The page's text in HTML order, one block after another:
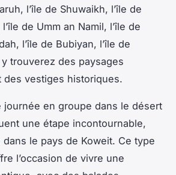
l’île de Shuwaikh, l’île de
de Umm an Namil, l’île de
l’île de Bubiyan, l’île de
trouverez des paysages
des vestiges historiques.
journée en groupe dans le désert
une étape incontournable,
le pays de Koweit. Ce type
l’occasion de vivre une